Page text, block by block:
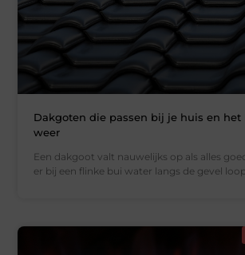
Dakgoten die passen bij je huis en het
weer
Een dakgoot valt nauwelijks op als alles
er bij een flinke bui water langs de gevel